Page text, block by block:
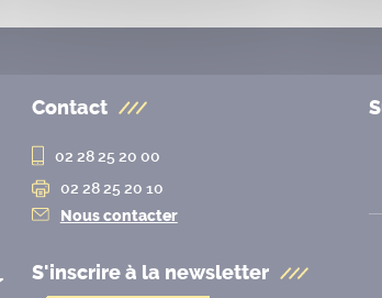
Contact
02 28 25 20 00
02 28 25 20 10
Nous contacter
S'inscrire à la newsletter